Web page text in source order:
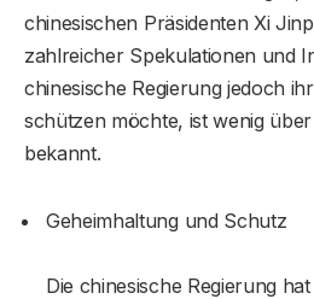
chinesischen Präsidenten Xi
zahlreicher Spekulationen und
chinesische Regierung jedoch
schützen möchte, ist wenig
bekannt.
Geheimhaltung und Schutz
Die chinesische Regierung